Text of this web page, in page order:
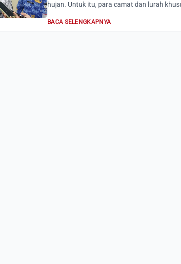
hujan. Untuk itu, para camat dan lurah
BACA SELENGKAPNYA